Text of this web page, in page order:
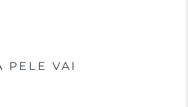
PELE VAI